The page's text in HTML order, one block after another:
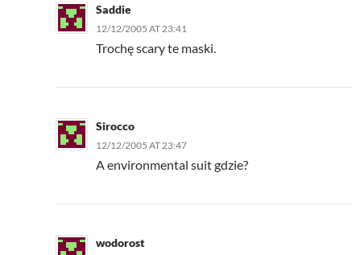
Saddie
12/12/2005 AT 23:41
Trochę scary te maski.
Sirocco
12/12/2005 AT 23:47
A environmental suit gdzie?
wodorost